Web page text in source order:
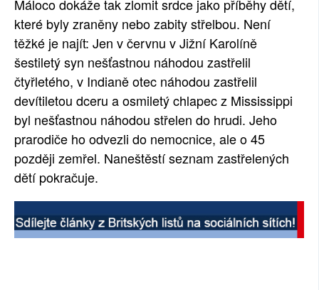
SOCIÁLNÍ SÍTĚ
RUBRIKY
PLNÁ VERZE STRÁNEK
Máloco dokáže tak zlomit srdce jako příběhy dětí,
které byly zraněny nebo zabity střelbou. Není
těžké je najít: Jen v červnu v Jižní Karolíně
šestiletý syn nešťastnou náhodou zastřelil
čtyřletého, v Indianě otec náhodou zastřelil
devítiletou dceru a osmiletý chlapec z Mississippi
byl nešťastnou náhodou střelen do hrudi. Jeho
prarodiče ho odvezli do nemocnice, ale o 45
později zemřel. Naneštěstí seznam zastřelených
dětí pokračuje.